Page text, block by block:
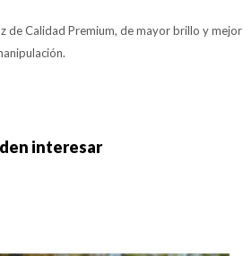
de Calidad Premium, de mayor brillo y mejor
interesar